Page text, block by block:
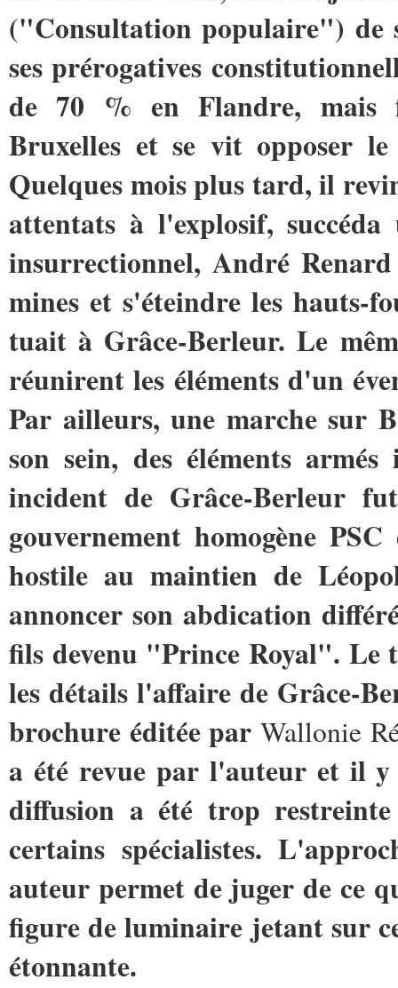
("Consultation populaire") de
ses prérogatives
de 70 % en Flandre, mais
Bruxelles et se vit opposer
Quelques mois plus tard, il
attentats à l'explosif,
insurrectionnel, André
mines et s'éteindre les hauts-
tuait à Grâce-Berleur. Le
réunirent les éléments d'un
Par ailleurs, une marche sur
son sein, des éléments
incident de Grâce-Berleur
gouvernement homogène
hostile au maintien de
annoncer son abdication
fils devenu "Prince Royal". Le
les détails l'affaire de Grâce-
brochure éditée par Wallonie
a été revue par l'auteur et il y
diffusion a été trop
certains spécialistes.
auteur permet de juger de ce
figure de luminaire jetant sur
étonnante.